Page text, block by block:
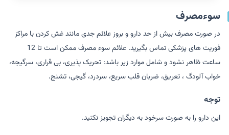
سوءمصرف
در صورت مصرف بیش از حد دارو و بروز علائم جدی مانند غش کردن با مراکز
فوریت های پزشکی تماس بگیرید. علائم سوء مصرف ممکن است تا 12
ساعت ظاهر نشود و شامل موارد زیر باشد: تحریک پذیری، بی قراری، سرگیجه،
خواب آلودگ ، تعریق، ضربان قلب سریع، سردرد، گیجی، تشنج.
توجه
این دارو را به صورت سرخود به دیگران تجویز نکنید.